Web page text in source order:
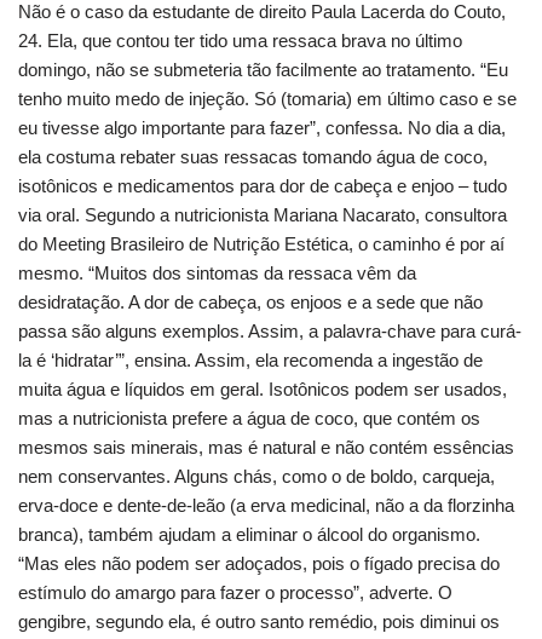
Não é o caso da estudante de direito Paula Lacerda do Couto,
24. Ela, que contou ter tido uma ressaca brava no último
domingo, não se submeteria tão facilmente ao tratamento. “Eu
tenho muito medo de injeção. Só (tomaria) em último caso e se
eu tivesse algo importante para fazer”, confessa. No dia a dia,
ela costuma rebater suas ressacas tomando água de coco,
isotônicos e medicamentos para dor de cabeça e enjoo – tudo
via oral. Segundo a nutricionista Mariana Nacarato, consultora
do Meeting Brasileiro de Nutrição Estética, o caminho é por aí
mesmo. “Muitos dos sintomas da ressaca vêm da
desidratação. A dor de cabeça, os enjoos e a sede que não
passa são alguns exemplos. Assim, a palavra-chave para curá-
la é ‘hidratar’”, ensina. Assim, ela recomenda a ingestão de
muita água e líquidos em geral. Isotônicos podem ser usados,
mas a nutricionista prefere a água de coco, que contém os
mesmos sais minerais, mas é natural e não contém essências
nem conservantes. Alguns chás, como o de boldo, carqueja,
erva-doce e dente-de-leão (a erva medicinal, não a da florzinha
branca), também ajudam a eliminar o álcool do organismo.
“Mas eles não podem ser adoçados, pois o fígado precisa do
estímulo do amargo para fazer o processo”, adverte. O
gengibre, segundo ela, é outro santo remédio, pois diminui os